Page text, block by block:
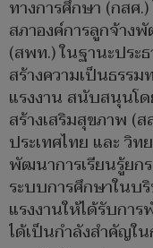
ทางการศึกษา (กสศ
สภาองค์การลูกจ้าง
(สพท.) ในฐานะประ
สร้างความเป็นธรร
แรงงาน สนับสนุนโ
สร้างเสริมสุขภาพ (
ประเทศไทย และ วิ
พัฒนาการเรียนรู้ยก
ระบบการศึกษาในบ
แรงงานให้ได้รับกา
ได้เป็นกำลังสำคัญใ